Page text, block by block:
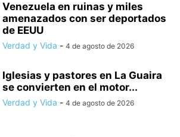
Venezuela en ruinas y miles
amenazados con ser deportados
de EEUU
Verdad y Vida - 4 de agosto de 2026
Iglesias y pastores en La Guaira
se convierten en el motor...
Verdad y Vida - 4 de agosto de 2026